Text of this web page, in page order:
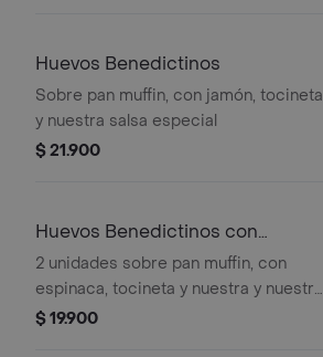
Huevos Benedictinos
Sobre pan muffin, con jamón, tocineta
y nuestra salsa especial
$ 21.900
Huevos Benedictinos con
Espinaca
2 unidades sobre pan muffin, con
espinaca, tocineta y nuestra y nuestra
salsa especial.
$ 19.900